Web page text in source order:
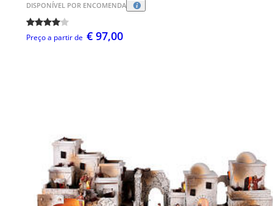
DISPONÍVEL POR ENCOMENDA
Preço a partir de € 97,00